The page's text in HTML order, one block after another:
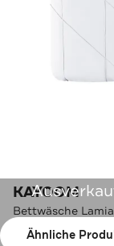
Ähnliche
KAYOOM
Bettwäsche
Farbe:weiß